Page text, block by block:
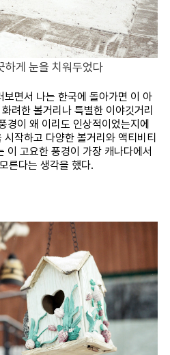
하게 눈을 치워두었다
면서 나는 한국에 돌아가면 이 아
려한 볼거리나 특별한 이야깃거리
경이 왜 이리도 인상적이었는지에
작하고 다양한 볼거리와 액티비티
이 고요한 풍경이 가장 캐나다에서
른다는 생각을 했다.